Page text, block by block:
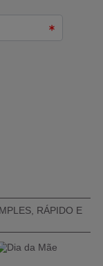
RÁPIDO E